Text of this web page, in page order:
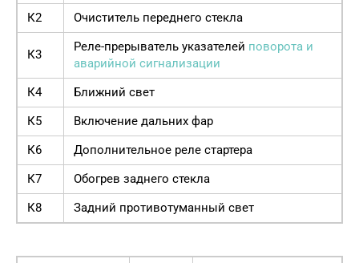
К2
Очиститель переднего стекла
К3
Реле-прерыватель указателей поворота и
аварийной сигнализации
К4
Ближний свет
К5
Включение дальних фар
К6
Дополнительное реле стартера
К7
Обогрев заднего стекла
К8
Задний противотуманный свет